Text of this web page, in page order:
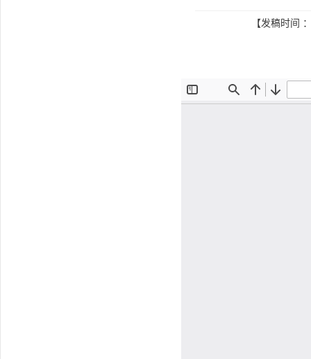
【发稿时间